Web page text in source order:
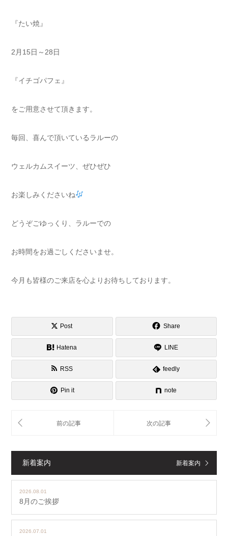
『たい焼』
2月15日～28日
『イチゴパフェ』
をご用意させて頂きます。
毎回、喜んで頂いているラルーの
ウェルカムスイーツ、ぜひぜひ
お楽しみくださいね
どうぞごゆっくり、ラルーでの
お時間をお過ごしくださいませ。
今月も皆様のご来店を心よりお待ちしております。
Post Share
Hatena LINE
RSS feedly
Pin it note
新着案内 新着案内
2026.08.01
8月のご挨拶
2026.07.01